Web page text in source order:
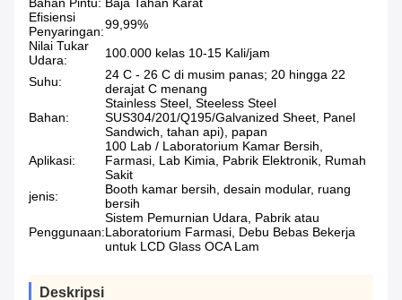
Bahan Pintu: Baja Tahan Karat
Efisiensi
Penyaringan:99,99%
Nilai Tukar
Udara:
100.000 kelas 10-15 Kali/jam
Suhu:
24 C - 26 C di musim panas; 20 hingga 22
derajat C menang
Bahan:
Stainless Steel, Steeless Steel
SUS304/201/Q195/Galvanized Sheet, Panel
Sandwich, tahan api), papan
Aplikasi:
100 Lab / Laboratorium Kamar Bersih,
Farmasi, Lab Kimia, Pabrik Elektronik, Rumah
Sakit
jenis:
Booth kamar bersih, desain modular, ruang
bersih
Penggunaan:
Sistem Pemurnian Udara, Pabrik atau
Laboratorium Farmasi, Debu Bebas Bekerja
untuk LCD Glass OCA Lam
Deskripsi